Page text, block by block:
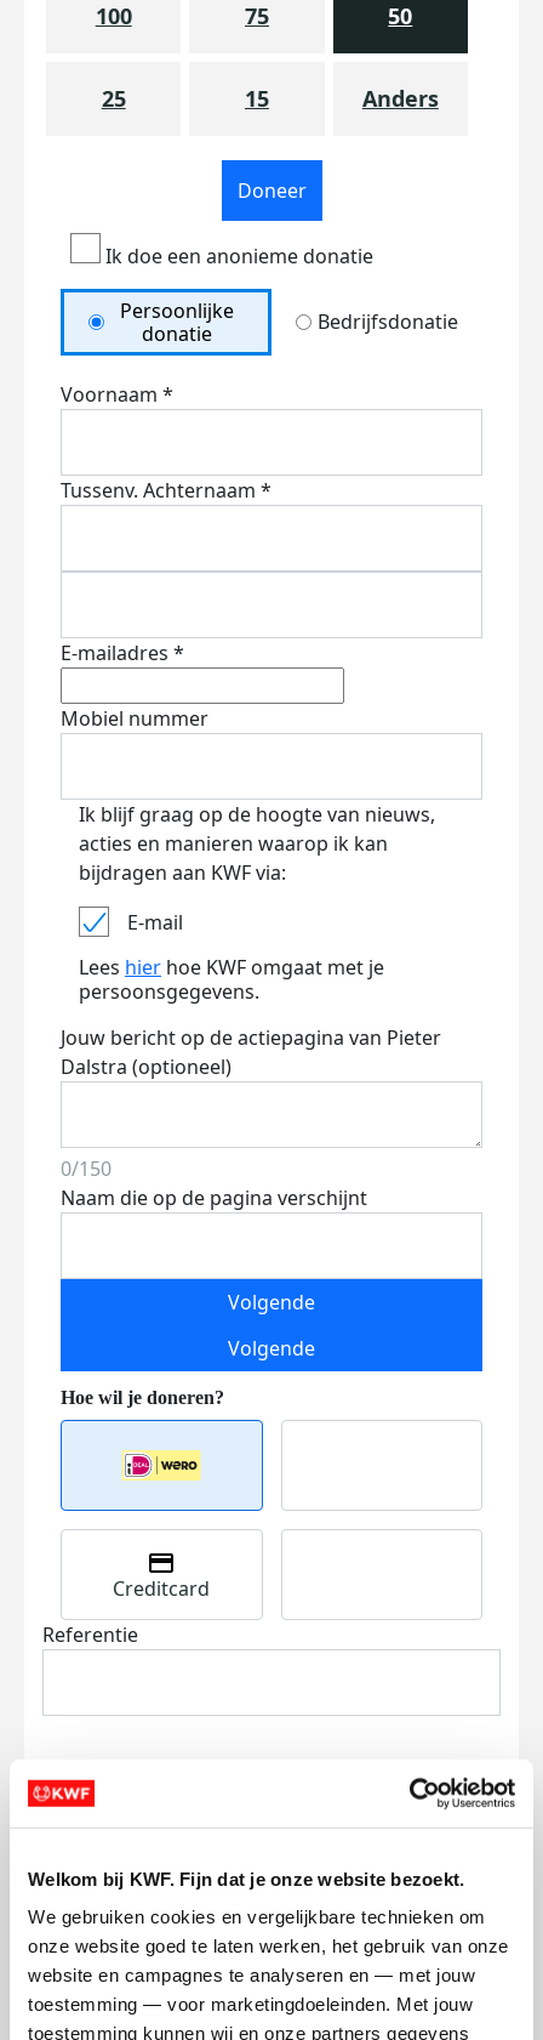
Welkom bij KWF. Fijn dat je onze website bezoekt.
We gebruiken cookies en vergelijkbare technieken om
onze website goed te laten werken, het gebruik van onze
website en campagnes te analyseren en — met jouw
toestemming — voor marketingdoeleinden. Met jouw
toestemming kunnen wij en onze partners gegevens
100 75 50
25 15 Anders
Doneer
Ik doe een anonieme donatie
Persoonlijke
donatie
Bedrijfsdonatie
Voornaam *
Tussenv. Achternaam *
E-mailadres *
Mobiel nummer
Ik blijf graag op de hoogte van nieuws,
acties en manieren waarop ik kan
bijdragen aan KWF via:
E-mail
Lees hier hoe KWF omgaat met je
persoonsgegevens.
Jouw bericht op de actiepagina van Pieter
Dalstra (optioneel)
0/150
Naam die op de pagina verschijnt
Volgende
Volgende
Creditcard
Referentie
en betaal €0.75 extra.
Doneer nu